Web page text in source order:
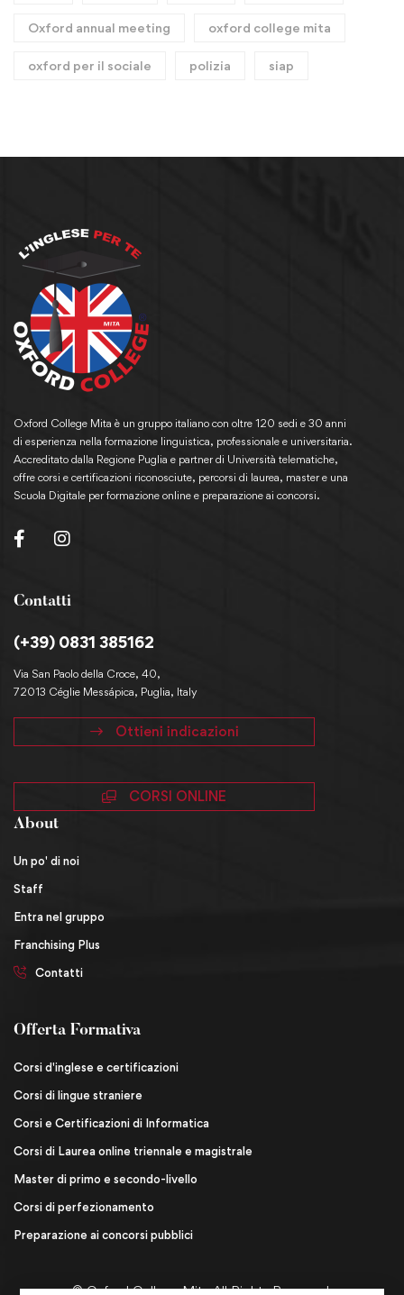
Oxford annual meeting oxford college mita
oxford per il sociale polizia siap
Oxford College Mita è un gruppo italiano con oltre 120 sedi e 30 anni
di esperienza nella formazione linguistica, professionale e universitaria.
Accreditato dalla Regione Puglia e partner di Università telematiche,
offre corsi e certificazioni riconosciute, percorsi di laurea, master e una
Scuola Digitale per formazione online e preparazione ai concorsi.
Contatti
(+39) 0831 385162
Via San Paolo della Croce, 40,
72013 Céglie Messápica, Puglia, Italy
Ottieni indicazioni
CORSI ONLINE
About
Un po' di noi
Staff
Entra nel gruppo
Franchising Plus
Contatti
Offerta Formativa
Corsi d'inglese e certificazioni
Corsi di lingue straniere
Corsi e Certificazioni di Informatica
Corsi di Laurea online triennale e magistrale
Master di primo e secondo-livello
Corsi di perfezionamento
Preparazione ai concorsi pubblici
© Oxford College Mita All Rights Reserved.